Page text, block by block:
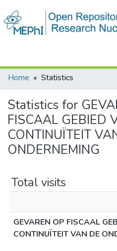
Communities
All of
Home
Statistics
Statistics for
FISCAAL GEBIED
CONTINUÏTEIT
ONDERNEMING
Total visits
GEVAREN OP FISCAAL
CONTINUÏTEIT VAN DE